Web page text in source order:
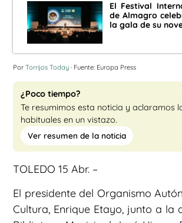
El Festival
de Almagro
la gala de su
Por Torrijos Today · Fuente: Europa Press
¿Poco tiempo?
Te resumimos esta noticia y aclaramos
habituales en un vistazo.
Ver resumen de la noticia
TOLEDO 15 Abr. –
El presidente del Organismo
Cultura, Enrique Etayo, junto a la